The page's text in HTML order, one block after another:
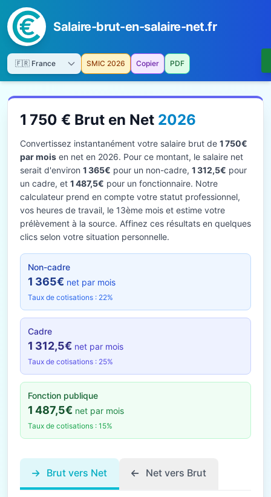
Salaire-brut-en-salaire-net.fr
SMIC 2026 Copier PDF
1 750 € Brut en Net 2026
Convertissez instantanément votre salaire brut de 1 750€
par mois en net en 2026. Pour ce montant, le salaire net
serait d'environ 1 365€ pour un non-cadre, 1 312,5€ pour
un cadre, et 1 487,5€ pour un fonctionnaire. Notre
calculateur prend en compte votre statut professionnel,
vos heures de travail, le 13ème mois et estime votre
prélèvement à la source. Affinez ces résultats en quelques
clics selon votre situation personnelle.
Non-cadre
1 365€ net par mois
Taux de cotisations : 22%
Cadre
1 312,5€ net par mois
Taux de cotisations : 25%
Fonction publique
1 487,5€ net par mois
Taux de cotisations : 15%
Brut vers Net Net vers Brut